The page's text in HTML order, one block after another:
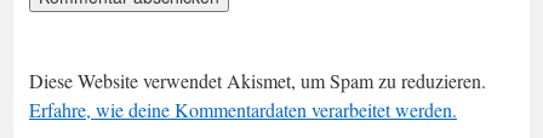
Diese Website verwendet Akismet, um Spam zu reduzieren.
Erfahre, wie deine Kommentardaten verarbeitet werden.